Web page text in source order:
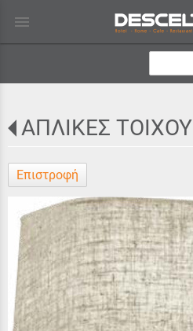
menu
ΑΠΛΙΚΕΣ ΤΟΙΧΟΥ
Επιστροφή